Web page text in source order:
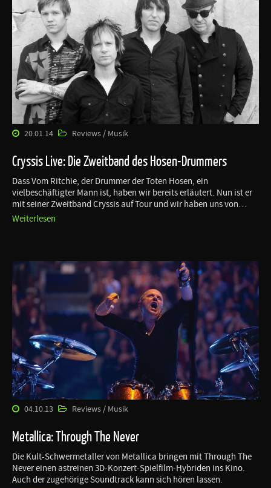
20.01.14 Reviews / Musik
Cryssis Live: Die Zweitband des Hosen-Drummers
Dass Vom Ritchie, der Drummer der Toten Hosen, ein
vielbeschäftigter Mann ist, haben wir bereits erläutert. Nun ist er
mit seiner Zweitband Cryssis auf Tour und wir haben uns von…
Weiterlesen
04.10.13 Reviews / Musik
Metallica: Through The Never
Die Kult-Schwermetaller von Metallica bringen mit Through The
Never einen astreinen 3D-Konzert-Spielfilm-Hybriden ins Kino.
Auch der zugehörige Soundtrack kann sich hören lassen.